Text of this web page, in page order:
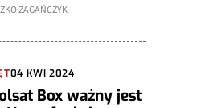
ZAGAŃCZYK
04 KWI 2024
Box ważny jest